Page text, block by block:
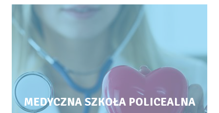
MEDYCZNA SZKOŁA POLICEALNA